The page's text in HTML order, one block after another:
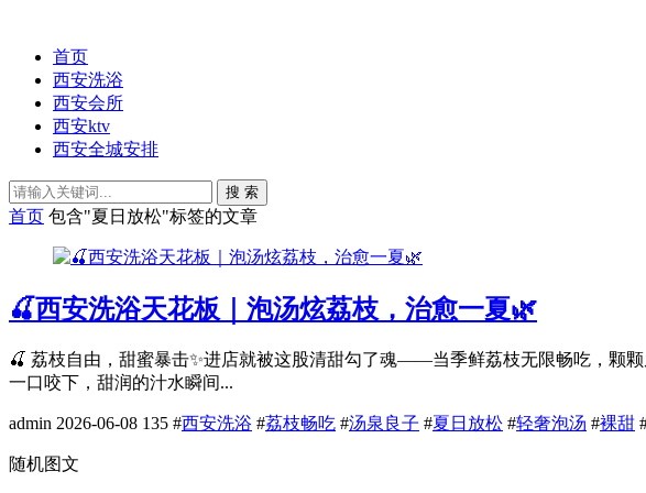
首页
西安洗浴
西安会所
西安ktv
西安全城安排
搜 索
首页 包含"夏日放松"标签的文章
🍒西安洗浴天花板｜泡汤炫荔枝，治愈一夏🌿
🍒 荔枝自由，甜蜜暴击✨进店就被这股清甜勾了魂——当季鲜荔枝无限畅吃，颗
一口咬下，甜润的汁水瞬间...
admin 2026-06-08 135 #西安洗浴 #荔枝畅吃 #汤泉良子 #夏日放松 #轻奢泡汤 #裸甜
随机图文